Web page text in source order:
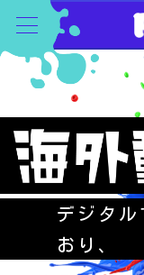
デジタ
おり、